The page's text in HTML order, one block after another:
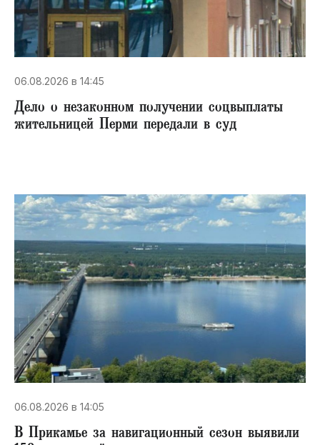
06.08.2026 в 14:45
Дело о незаконном получении соцвыплаты
жительницей Перми передали в суд
06.08.2026 в 14:05
В Прикамье за навигационный сезон выявили